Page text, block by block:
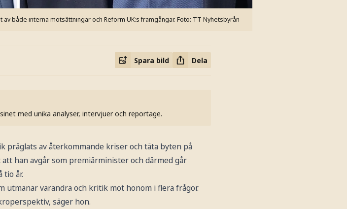
både interna motsättningar och Reform UK:s framgångar. Foto: TT Nyhetsbyrån
Spara bild Dela
med unika analyser, intervjuer och reportage.
av återkommande kriser och täta byten på
han avgår som premiärminister och därmed går
tio år.
utmanar varandra och kritik mot honom i flera frågor.
säger hon.